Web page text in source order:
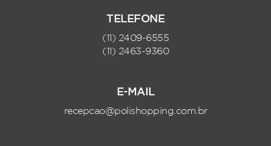
TELEFONE
(11) 2409-6555
(11) 2463-9360
E-MAIL
recepcao@polishopping.com.br